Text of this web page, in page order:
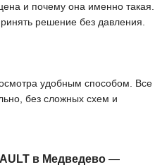
и почему она именно такая.
решение без давления.
удобным способом. Все
без сложных схем и
в Медведево—